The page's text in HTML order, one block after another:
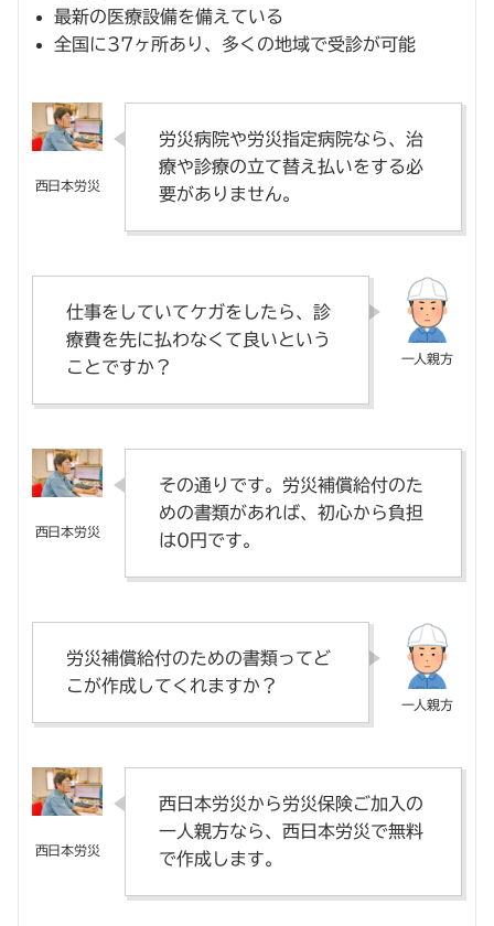
最新の医療設備を備えている
全国に37ヶ所あり、多くの地域で受診が可能
労災病院や労災指定病院なら、治
療や診療の立て替え払いをする必
要がありません。
仕事をしていてケガをしたら、診
療費を先に払わなくて良いという
ことですか？
その通りです。労災補償給付のた
めの書類があれば、初心から負担
は0円です。
労災補償給付のための書類ってど
こが作成してくれますか？
西日本労災から労災保険ご加入の
一人親方なら、西日本労災で無料
で作成します。